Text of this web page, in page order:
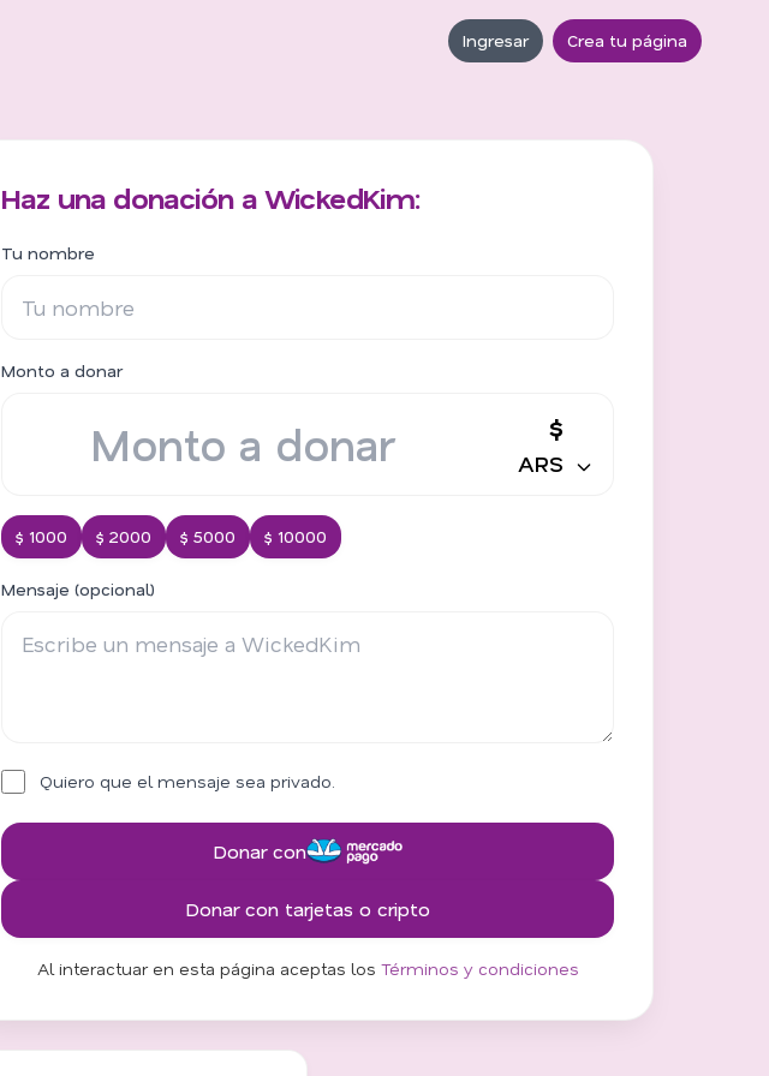
Ingresar Crea tu página
Haz una donación a WickedKim:
Tu nombre
Monto a donar
$
ARS
$ 1000 $ 2000 $ 5000 $ 10000
Mensaje (opcional)
Quiero que el mensaje sea privado.
Donar con
Donar con tarjetas o cripto
Al interactuar en esta página aceptas los Términos y condiciones